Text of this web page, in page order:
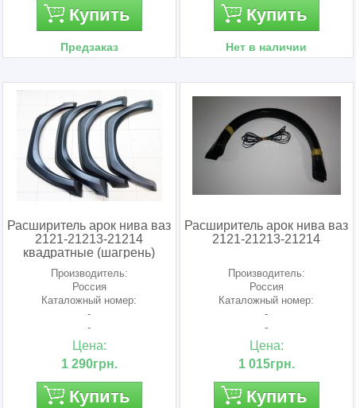
Купить
Предзаказ
Купить
Нет в наличии
Расширитель арок нива ваз
2121-21213-21214
квадратные (шагрень)
Производитель:
Россия
Каталожный номер:
-
-
Цена:
1 290грн.
Купить
Расширитель арок нива ваз
2121-21213-21214
Производитель:
Россия
Каталожный номер:
-
-
Цена:
1 015грн.
Купить